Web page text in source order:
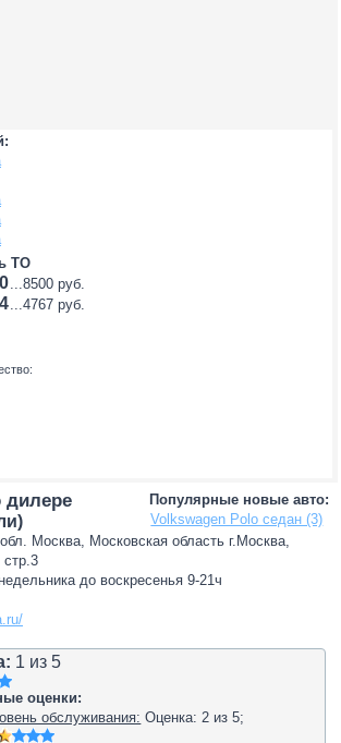
ТО
...8500 руб.
...4767 руб.
Популярные новые авто:
Volkswagen Polo седан (3)
Москва, Московская область г.Москва,
стр.3
до воскресенья 9-21ч
1 из5
оценки:
обслуживания: Оценка:2 из5;